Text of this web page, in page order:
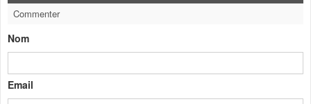
Commenter
Nom
Email